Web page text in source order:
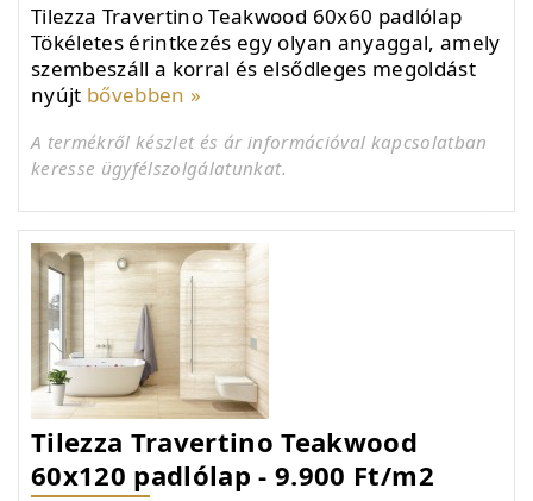
Tilezza Travertino Teakwood 60x60 padlólap
Tökéletes érintkezés egy olyan anyaggal, amely
szembeszáll a korral és elsődleges megoldást
nyújt bővebben »
A termékről készlet és ár információval kapcsolatban
keresse ügyfélszolgálatunkat.
Tilezza Travertino Teakwood
60x120 padlólap - 9.900 Ft/m2